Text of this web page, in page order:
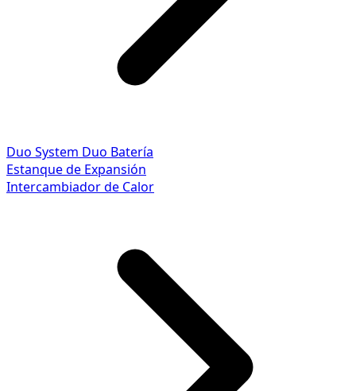
Duo System Duo Batería
Estanque de Expansión
Intercambiador de Calor